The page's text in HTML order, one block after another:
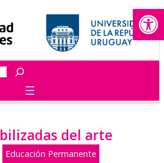
del arte
Educación Permanente